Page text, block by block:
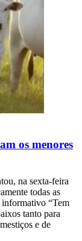
os menores
na sexta-feira
todas as
informativo “Tem
tanto para
e de